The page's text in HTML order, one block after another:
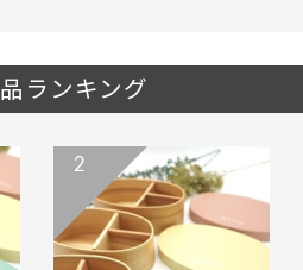
ランキング
2